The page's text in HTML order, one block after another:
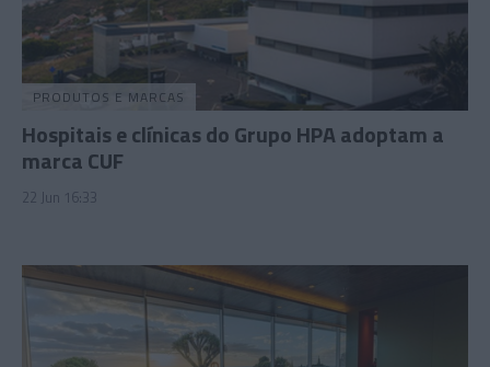
PRODUTOS E MARCAS
Hospitais e clínicas do Grupo HPA adoptam a
marca CUF
22 Jun 16:33